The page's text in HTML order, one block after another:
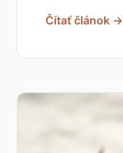
Čítať článok →